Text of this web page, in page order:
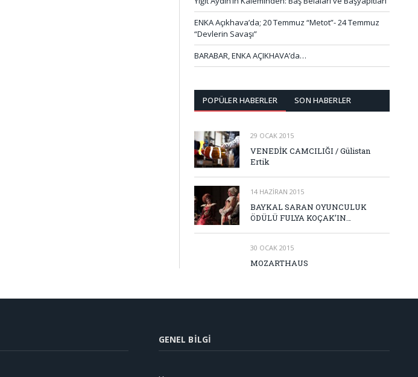
ENKA Açıkhava’da; 20 Temmuz “Metot”- 24 Temmuz
“Devlerin Savaşı”
BARABAR, ENKA AÇIKHAVA’da…
POPÜLER HABERLER SON HABERLER
29 OCAK 2015
VENEDİK CAMCILIĞI / Gülistan
Ertik
14 HAZIRAN 2015
BAYKAL SARAN OYUNCULUK
ÖDÜLÜ FULYA KOÇAK’IN…
30 OCAK 2015
MOZARTHAUS
GENEL BILGI